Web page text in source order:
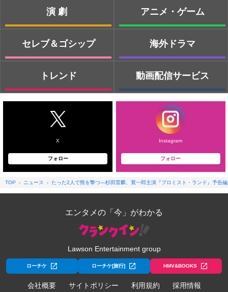
演劇
セレブ＆ゴシップ
トレンド
アニメ・ゲーム
海外ドラマ
動画配信サービス
X
フォロー
Instagram
フォロー
TOP ニュース たった2人で熊を撃つ―杉田雷麟、寛一郎主演『プロミスト・ランド』予告
エンタメの「今」がわかる
Lawson Entertainment group
ローチケ ローチケ[旅行] HMV&BOOKS
会社概要 サイトポリシー 利用規約 採用情報